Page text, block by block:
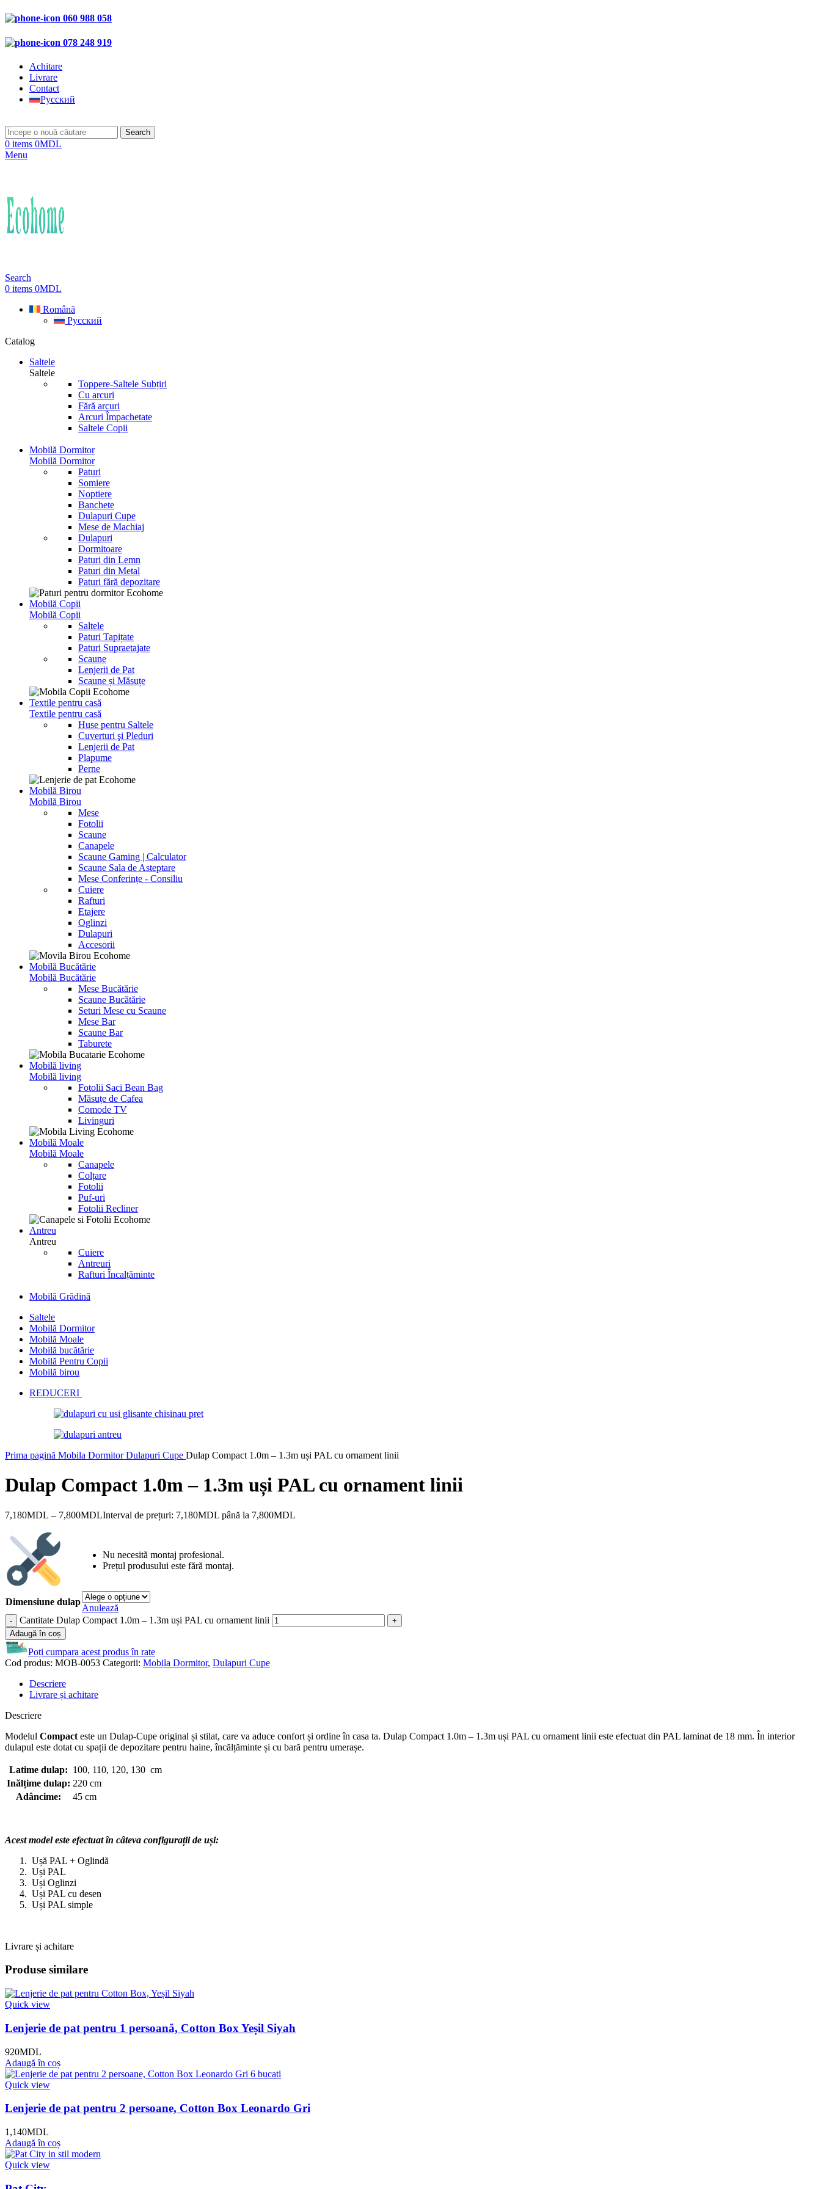
060 988 058
078 248 919
Achitare
Livrare
Contact
Русский
Search
0 items 0MDL
Menu
Search
0 items 0MDL
Română
Русский
Catalog
Saltele
Saltele
Toppere-Saltele Subțiri
Cu arcuri
Fără arcuri
Arcuri Împachetate
Saltele Copii
Mobilă Dormitor
Mobilă Dormitor
Paturi
Somiere
Noptiere
Banchete
Dulapuri Cupe
Mese de Machiaj
Dulapuri
Dormitoare
Paturi din Lemn
Paturi din Metal
Paturi fără depozitare
Mobilă Copii
Mobilă Copii
Saltele
Paturi Tapițate
Paturi Supraetajate
Scaune
Lenjerii de Pat
Scaune și Măsuțe
Textile pentru casă
Textile pentru casă
Huse pentru Saltele
Cuverturi şi Pleduri
Lenjerii de Pat
Plapume
Perne
Mobilă Birou
Mobilă Birou
Mese
Fotolii
Scaune
Canapele
Scaune Gaming | Calculator
Scaune Sala de Asteptare
Mese Conferințe - Consiliu
Cuiere
Rafturi
Etajere
Oglinzi
Dulapuri
Accesorii
Mobilă Bucătărie
Mobilă Bucătărie
Mese Bucătărie
Scaune Bucătărie
Seturi Mese cu Scaune
Mese Bar
Scaune Bar
Taburete
Mobilă living
Mobilă living
Fotolii Saci Bean Bag
Măsuțe de Cafea
Comode TV
Livinguri
Mobilă Moale
Mobilă Moale
Canapele
Colțare
Fotolii
Puf-uri
Fotolii Recliner
Antreu
Antreu
Cuiere
Antreuri
Rafturi Încalțăminte
Mobilă Grădină
Saltele
Mobilă Dormitor
Mobilă Moale
Mobilă bucătărie
Mobilă Pentru Copii
Mobilă birou
REDUCERI
Prima pagină Mobila DormitorDulapuri Cupe Dulap Compact 1.0m – 1.3m uși PAL cu ornament linii
Dulap Compact 1.0m – 1.3m uși PAL cu ornament linii
7,180MDL – 7,800MDLInterval de prețuri: 7,180MDL până la 7,800MDL
Nu necesită montaj profesional.
Prețul produsului este fără montaj.
Dimensiune dulap
Anulează
Cantitate Dulap Compact 1.0m – 1.3m uși PAL cu ornament linii
Adaugă în coș
Poți cumpara acest produs în rate
Cod produs: MOB-0053 Categorii: Mobila Dormitor, Dulapuri Cupe
Descriere
Livrare și achitare
Descriere
Modelul Compact este un Dulap-Cupe original și stilat, care va aduce confort și ordine în casa ta. Dulap Compact 1.0m – 1.3m uși PAL cu ornament linii este efectuat din PAL laminat de 18 mm. În interior
dulapul este dotat cu spații de depozitare pentru haine, încălțăminte și cu bară pentru umerașe.
Latime dulap: 100, 110, 120, 130 cm
Inălțime dulap: 220 cm
Adâncime:
45 cm
Acest model este efectuat în câteva configurații de uși:
Ușă PAL + Oglindă
Uși PAL
Uși Oglinzi
Uși PAL cu desen
Uși PAL simple
Livrare și achitare
Produse similare
Quick view
Lenjerie de pat pentru 1 persoană, Cotton Box Yeșil Siyah
920MDL
Adaugă în coș
Quick view
Lenjerie de pat pentru 2 persoane, Cotton Box Leonardo Gri
1,140MDL
Adaugă în coș
Quick view